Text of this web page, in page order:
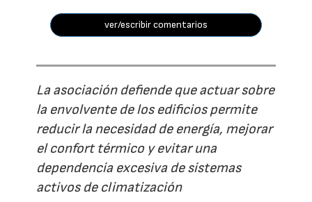
ver/escribir comentarios
La asociación defiende que actuar sobre
la envolvente de los edificios permite
reducir la necesidad de energía, mejorar
el confort térmico y evitar una
dependencia excesiva de sistemas
activos de climatización